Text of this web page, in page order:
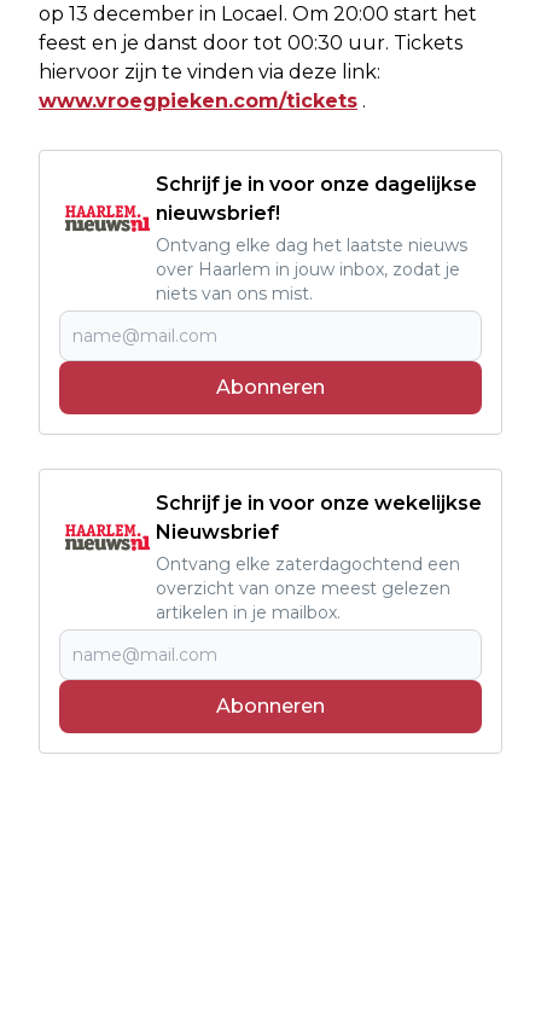
op 13 december in Locael. Om 20:00 start het
feest en je danst door tot 00:30 uur. Tickets
hiervoor zijn te vinden via deze link:
www.vroegpieken.com/tickets .
Schrijf je in voor onze dagelijkse
nieuwsbrief!
Ontvang elke dag het laatste nieuws
over Haarlem in jouw inbox, zodat je
niets van ons mist.
Abonneren
Schrijf je in voor onze wekelijkse
Nieuwsbrief
Ontvang elke zaterdagochtend een
overzicht van onze meest gelezen
artikelen in je mailbox.
Abonneren